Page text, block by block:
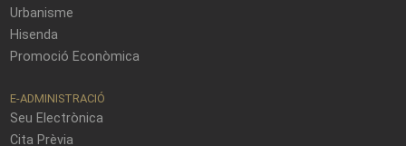
Urbanisme
Hisenda
Promoció Econòmica
E-ADMINISTRACIÓ
Seu Electrònica
Cita Prèvia